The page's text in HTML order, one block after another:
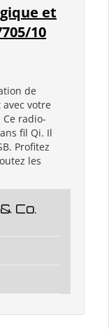
et
10
de
votre
radio-
fil Qi. Il
Profitez
les
Co.